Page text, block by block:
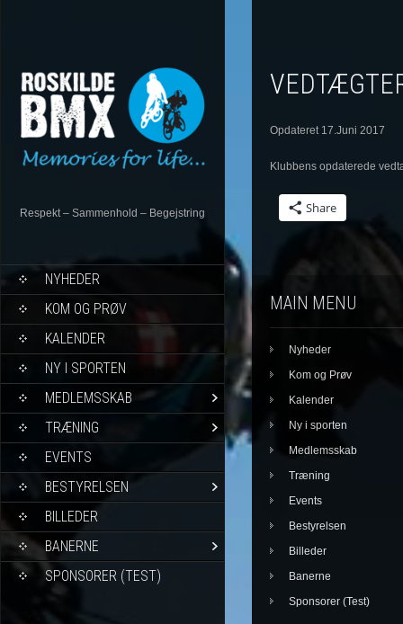
Respekt – Sammenhold – Begejstring
NYHEDER
KOM OG PRØV
KALENDER
NY I SPORTEN
MEDLEMSSKAB
TRÆNING
EVENTS
BESTYRELSEN
BILLEDER
BANERNE
SPONSORER (TEST)
Opdateret 17.Juni 2017
Klubbens opdaterede
Share
MAIN MENU
Nyheder
Kom og Prøv
Kalender
Ny i sporten
Medlemsskab
Træning
Events
Bestyrelsen
Billeder
Banerne
Sponsorer (Test)